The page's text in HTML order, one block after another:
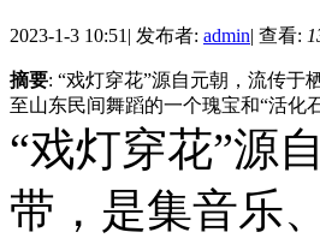
2023-1-3 10:51 | 发布者: admin| 查看:
摘要: “戏灯穿花”源自元朝，流传
至山东民间舞蹈的一个瑰宝和“活化
“戏灯穿花”源
带，是集音乐